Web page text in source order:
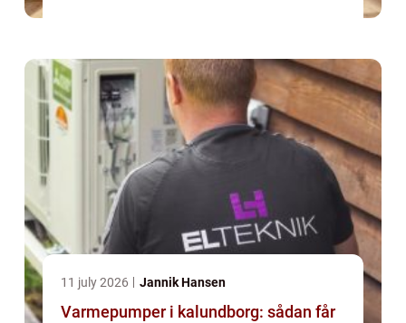
11 july 2026 Jannik Hansen
Varmepumper i kalundborg: sådan får